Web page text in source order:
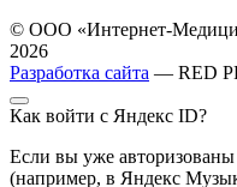
© ООО «Интернет-
2026
Разработка сайта — RED
Как войти с Яндекс ID?
Если вы уже авторизованы
(например, в Яндекс